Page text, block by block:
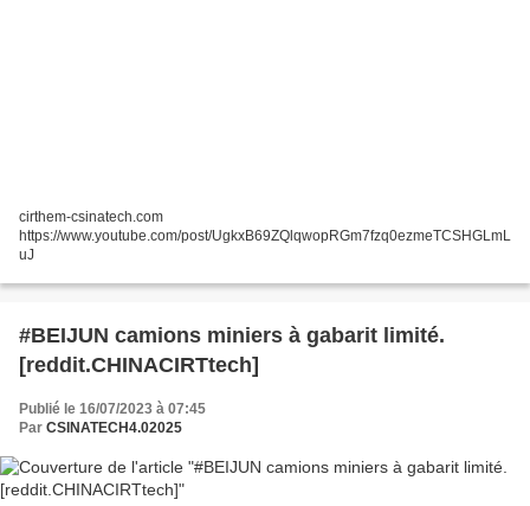
cirthem-csinatech.com
https://www.youtube.com/post/UgkxB69ZQlqwopRGm7fzq0ezmeTCSHGLmL
uJ
#BEIJUN camions miniers à gabarit limité.
[reddit.CHINACIRTtech]
Publié le 16/07/2023 à 07:45
Par CSINATECH4.02025